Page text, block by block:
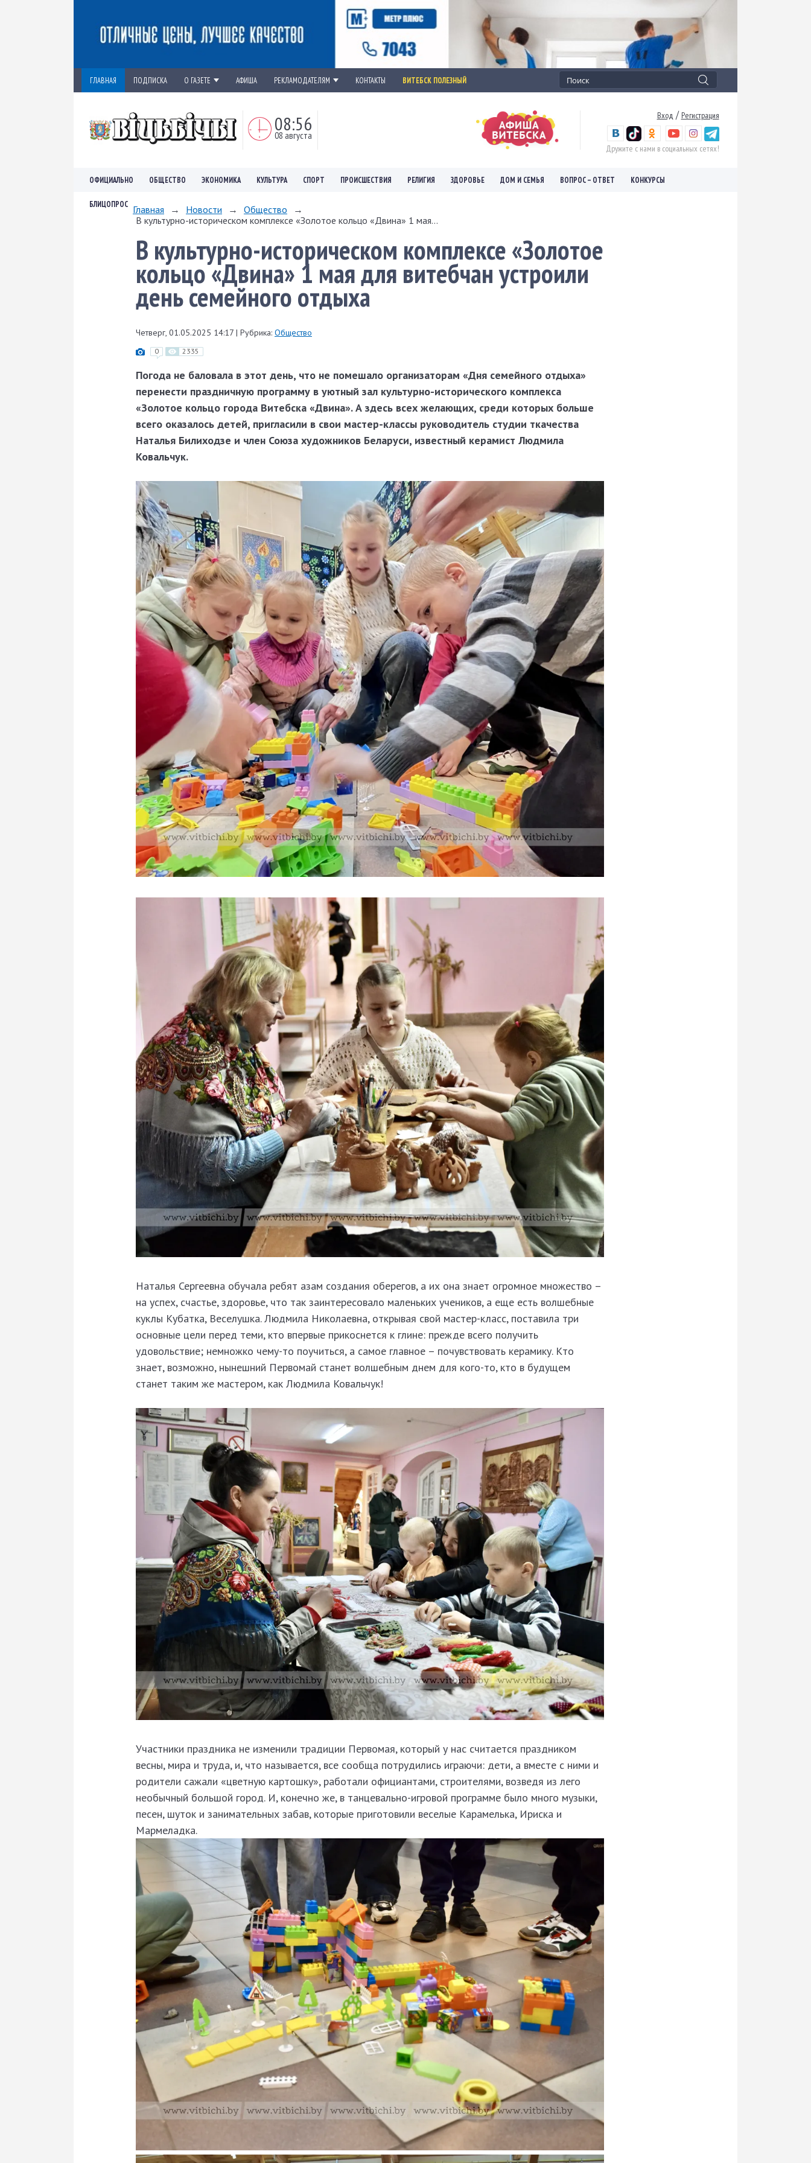
ГЛАВНАЯ ПОДПИСКА О ГАЗЕТЕ АФИША РЕКЛАМОДАТЕЛЯМ КОНТАКТЫ ВИТЕБСК ПОЛЕЗНЫЙ
08:56
08 августа
Вход / Регистрация
Дружите с нами в социальных сетях!
ОФИЦИАЛЬНО ОБЩЕСТВО ЭКОНОМИКА КУЛЬТУРА СПОРТ ПРОИСШЕСТВИЯ РЕЛИГИЯ ЗДОРОВЬЕ ДОМ И СЕМЬЯ ВОПРОС – ОТВЕТ КОНКУРСЫ
БЛИЦОПРОС Главная → Новости → Общество
→
В культурно-историческом комплексе «Золотое кольцо «Двина» 1 мая...
В культурно-историческом комплексе «Золотое
кольцо «Двина» 1 мая для витебчан устроили
день семейного отдыха
Четверг, 01.05.2025 14:17 | Рубрика: Общество
0 2335
Погода не баловала в этот день, что не помешало организаторам «Дня семейного отдыха»
перенести праздничную программу в уютный зал культурно-исторического комплекса
«Золотое кольцо города Витебска «Двина». А здесь всех желающих, среди которых больше
всего оказалось детей, пригласили в свои мастер-классы руководитель студии ткачества
Наталья Билиходзе и член Союза художников Беларуси, известный керамист Людмила
Ковальчук.
Наталья Сергеевна обучала ребят азам создания оберегов, а их она знает огромное множество –
на успех, счастье, здоровье, что так заинтересовало маленьких учеников, а еще есть волшебные
куклы Кубатка, Веселушка. Людмила Николаевна, открывая свой мастер-класс, поставила три
основные цели перед теми, кто впервые прикоснется к глине: прежде всего получить
удовольствие; немножко чему-то поучиться, а самое главное – почувствовать керамику. Кто
знает, возможно, нынешний Первомай станет волшебным днем для кого-то, кто в будущем
станет таким же мастером, как Людмила Ковальчук!
Участники праздника не изменили традиции Первомая, который у нас считается праздником
весны, мира и труда, и, что называется, все сообща потрудились играючи: дети, а вместе с ними и
родители сажали «цветную картошку», работали официантами, строителями, возведя из лего
необычный большой город. И, конечно же, в танцевально-игровой программе было много музыки,
песен, шуток и занимательных забав, которые приготовили веселые Карамелька, Ириска и
Мармеладка.